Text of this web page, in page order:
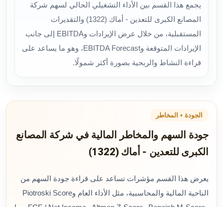
يجمع هذا القسم بين الأداء التشغيلي الحالي لسهم شركة
المصانع الكبرى للتعدين - أماك (1322) والتقديرات
المستقبلية، من خلال عرض الإيرادات وEBITDA إلى جانب
الإيرادات المتوقعة وEBITDA Forecast، وهو ما يساعد على
قراءة النشاط والربحية بصورة أكثر شمولًا.
الجودة • المخاطر
جودة السهم والمخاطر المالية في شركة المصانع
الكبرى للتعدين - أماك (1322)
يعرض هذا القسم مؤشرات تساعد على قراءة جودة السهم من
الناحية المالية والمحاسبية، مثل الأداء العام وPiotroski Score